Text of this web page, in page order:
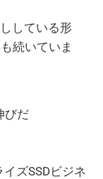
している形
続いていま
びだ
ズSSDビジネ